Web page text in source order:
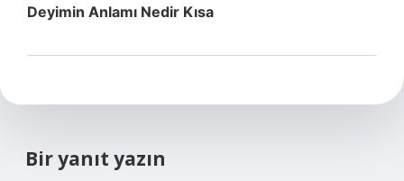
Deyimin Anlamı Nedir Kısa
Bir yanıt yazın